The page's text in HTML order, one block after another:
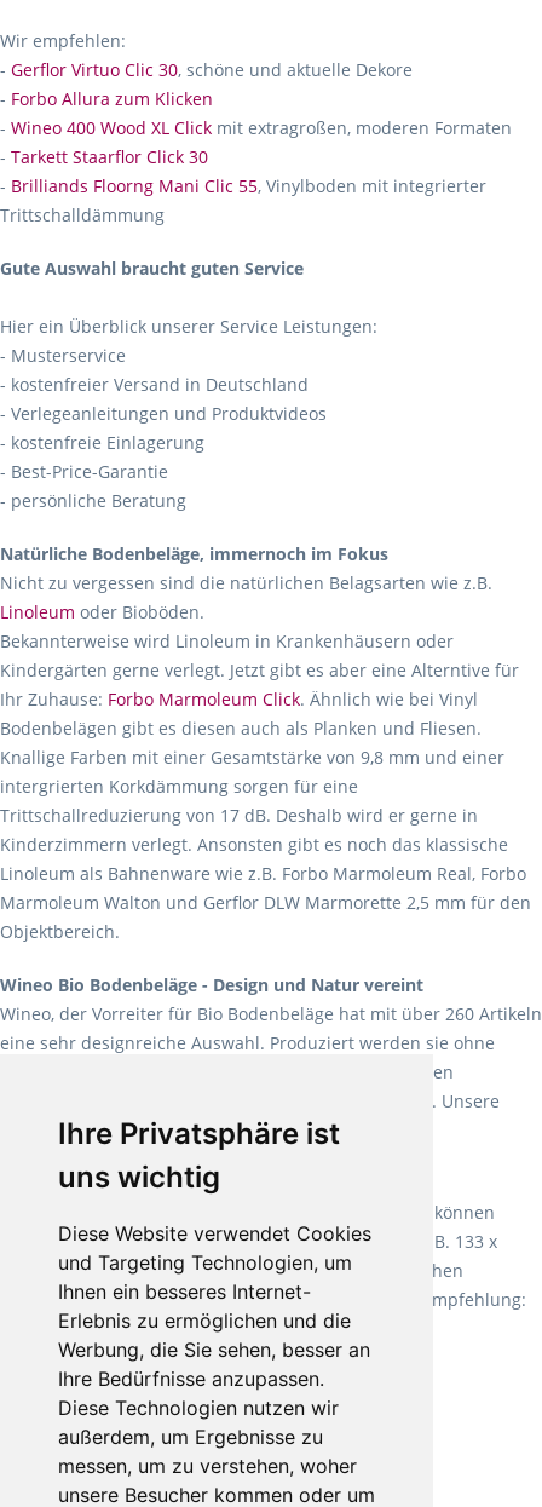
Ihre Privatsphäre ist
uns wichtig
Diese Website verwendet Cookies
und Targeting Technologien, um
Ihnen ein besseres Internet-
Erlebnis zu ermöglichen und die
Werbung, die Sie sehen, besser an
Ihre Bedürfnisse anzupassen.
Diese Technologien nutzen wir
außerdem, um Ergebnisse zu
messen, um zu verstehen, woher
unsere Besucher kommen oder um
Wir empfehlen:
- Gerflor Virtuo Clic 30, schöne und aktuelle Dekore
- Forbo Allura zum Klicken
- Wineo 400 Wood XL Click mit extragroßen, moderen Formaten
- Tarkett Staarflor Click 30
- Brilliands Floorng Mani Clic 55, Vinylboden mit integrierter
Trittschalldämmung
Gute Auswahl braucht guten Service
Hier ein Überblick unserer Service Leistungen:
- Musterservice
- kostenfreier Versand in Deutschland
- Verlegeanleitungen und Produktvideos
- kostenfreie Einlagerung
- Best-Price-Garantie
- persönliche Beratung
Natürliche Bodenbeläge, immernoch im Fokus
Nicht zu vergessen sind die natürlichen Belagsarten wie z.B.
Linoleum oder Bioböden.
Bekannterweise wird Linoleum in Krankenhäusern oder
Kindergärten gerne verlegt. Jetzt gibt es aber eine Alterntive für
Ihr Zuhause: Forbo Marmoleum Click. Ähnlich wie bei Vinyl
Bodenbelägen gibt es diesen auch als Planken und Fliesen.
Knallige Farben mit einer Gesamtstärke von 9,8 mm und einer
intergrierten Korkdämmung sorgen für eine
Trittschallreduzierung von 17 dB. Deshalb wird er gerne in
Kinderzimmern verlegt. Ansonsten gibt es noch das klassische
Linoleum als Bahnenware wie z.B. Forbo Marmoleum Real, Forbo
Marmoleum Walton und Gerflor DLW Marmorette 2,5 mm für den
Objektbereich.
Wineo Bio Bodenbeläge - Design und Natur vereint
Wineo, der Vorreiter für Bio Bodenbeläge hat mit über 260 Artikeln
eine sehr designreiche Auswahl. Produziert werden sie ohne
Weichmacher und Lösungsmittel. Mit allen verfügbaren
Verlegearten ist er für jegliche Bauvorhaben attraktiv. Unsere
Empfehlung:Wineo 1000 Multi Layer XXL.
Teppiche für ein angenehmes Laufgefühl
machen es schon lange vor. Sie können
Teppich in Ihrem gewünschten Sondermaß kaufen, z.B. 133 x
60cm. Vor allem in Schlafzimmern aufgrund der weichen
Oberfläche ein sehr beliebter Zusatzboden. Unsere Empfehlung:
Fletco Fluffy und Fletco Hermelin